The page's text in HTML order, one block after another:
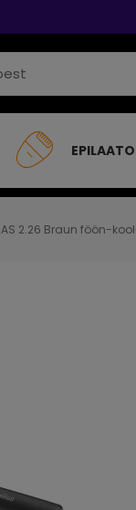
AS 2.26 Braun föön-